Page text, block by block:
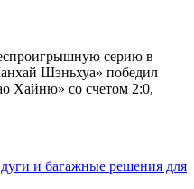
серию в
Шэньхуа» победил
Хайню» со счетом 2:0,